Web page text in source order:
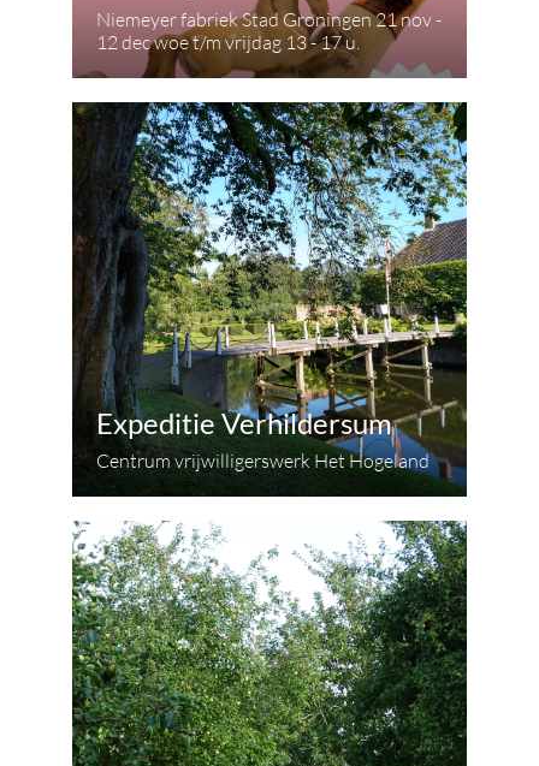
Niemeyer fabriek Stad Groningen 21 nov -
12 dec woe t/m vrijdag 13 - 17 u.
Expeditie Verhildersum
Centrum vrijwilligerswerk Het Hogeland